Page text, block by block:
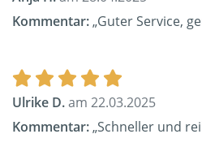
Kommentar:„Guter Service,
Ulrike D.am 22.03.2025
Kommentar:„Schneller und